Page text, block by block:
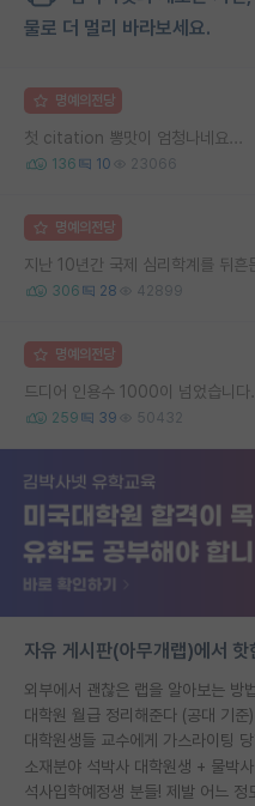
물로 더 멀리 바라보세요.
명예의전당
첫 citation 뽕맛이 엄청나네요...
136 10 23066
명예의전당
306 28 42899
명예의전당
드디어 인용수 1000이 넘었습니다...
259 39 50432
자유 게시판(아무개랩)에서 핫
외부에서 괜찮은 랩을 알아보는 방
대학원 월급 정리해준다 (공대 기준)
소재분야 석박사 대학원생 + 물박